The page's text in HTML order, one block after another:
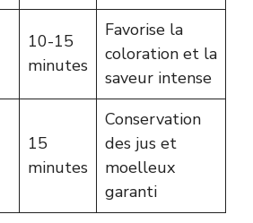
10-15
minutes
Favorise la
coloration et la
saveur intense
15
minutes
Conservation
des jus et
moelleux
garanti